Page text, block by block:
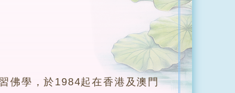
學，於1984起在香港及澳門